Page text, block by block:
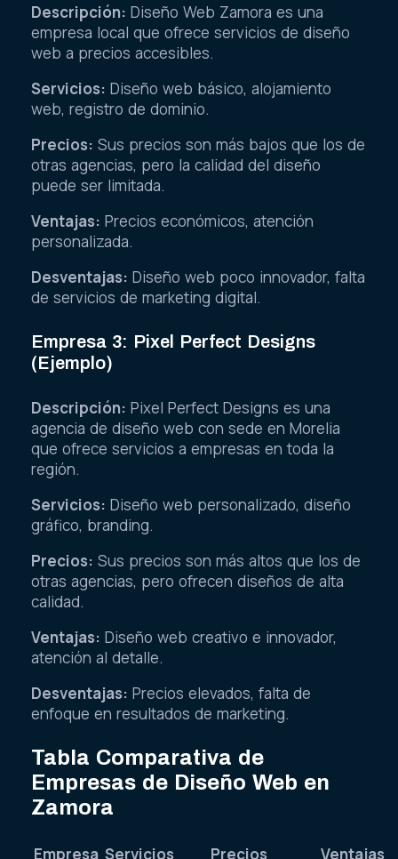
Descripción: Diseño Web Zamora es una
empresa local que ofrece servicios de diseño
web a precios accesibles.
Servicios: Diseño web básico, alojamiento
web, registro de dominio.
Precios: Sus precios son más bajos que los de
otras agencias, pero la calidad del diseño
puede ser limitada.
Ventajas: Precios económicos, atención
personalizada.
Desventajas: Diseño web poco innovador, falta
de servicios de marketing digital.
Empresa 3: Pixel Perfect Designs
(Ejemplo)
Descripción: Pixel Perfect Designs es una
agencia de diseño web con sede en Morelia
que ofrece servicios a empresas en toda la
región.
Servicios: Diseño web personalizado, diseño
gráfico, branding.
Precios: Sus precios son más altos que los de
otras agencias, pero ofrecen diseños de alta
calidad.
Ventajas: Diseño web creativo e innovador,
atención al detalle.
Desventajas: Precios elevados, falta de
enfoque en resultados de marketing.
Tabla Comparativa de
Empresas de Diseño Web en
Zamora
Empresa Servicios Precios Ventajas